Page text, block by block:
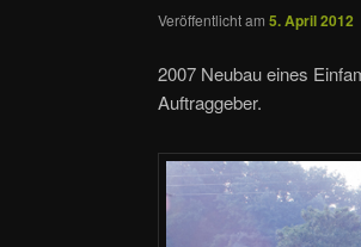
Veröffentlicht am 5. April 2012
2007 Neubau eines
Auftraggeber.